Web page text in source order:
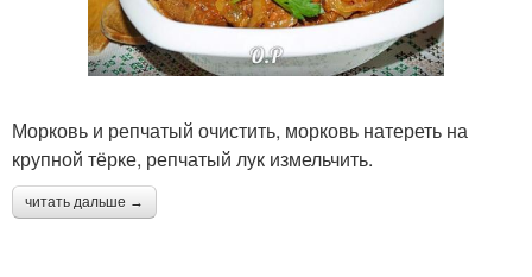
Морковь и репчатый очистить, морковь натереть на
крупной тёрке, репчатый лук измельчить.
читать дальше →